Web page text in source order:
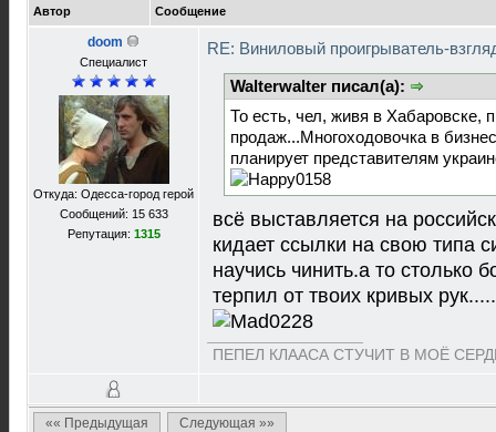
Автор Сообщение
doom
Специалист
Откуда: Одесса-город герой
Сообщений: 15 633
Репутация: 1315
RE: Виниловый проигрыватель-
Walterwalter писал(а):
То есть, чел, живя в Хабаровске,
продаж...Многоходовочка в
планирует представителям
всё выставляется на
кидает ссылки на свою типа
научись чинить.а то столько
терпил от твоих кривых
ПЕПЕЛ КЛААСА СТУЧИТ В МОЁ
«« Предыдущая Следующая »»